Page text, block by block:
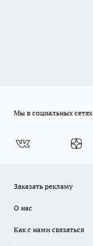
Мы в социальных сетях
Заказать рекламу
О нас
Как с нами связаться